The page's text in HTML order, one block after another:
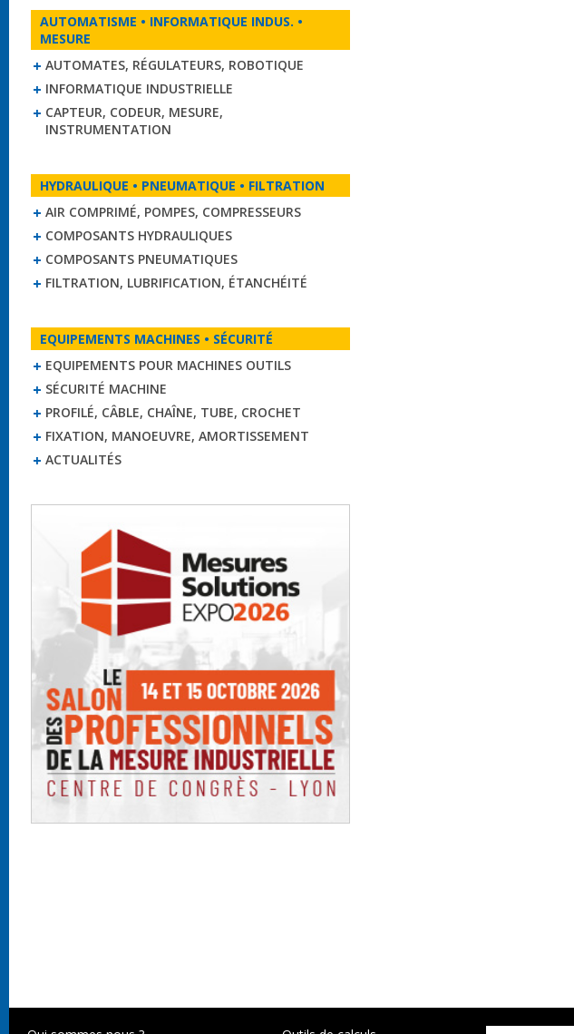
AUTOMATISME • INFORMATIQUE INDUS. •
MESURE
AUTOMATES, RÉGULATEURS, ROBOTIQUE
INFORMATIQUE INDUSTRIELLE
CAPTEUR, CODEUR, MESURE,
INSTRUMENTATION
HYDRAULIQUE • PNEUMATIQUE • FILTRATION
AIR COMPRIMÉ, POMPES, COMPRESSEURS
COMPOSANTS HYDRAULIQUES
COMPOSANTS PNEUMATIQUES
FILTRATION, LUBRIFICATION, ÉTANCHÉITÉ
EQUIPEMENTS MACHINES • SÉCURITÉ
EQUIPEMENTS POUR MACHINES OUTILS
SÉCURITÉ MACHINE
PROFILÉ, CÂBLE, CHAÎNE, TUBE, CROCHET
FIXATION, MANOEUVRE, AMORTISSEMENT
ACTUALITÉS